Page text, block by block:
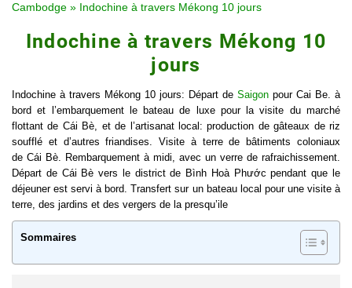
Cambodge » Indochine à travers Mékong 10 jours
Indochine à travers Mékong 10
jours
Indochine à travers Mékong 10 jours: Départ de Saigon pour Cai Be. à
bord et l’embarquement le bateau de luxe pour la visite du marché
flottant de Cái Bè, et de l’artisanat local: production de gâteaux de riz
soufflé et d’autres friandises. Visite à terre de bâtiments coloniaux
de Cái Bè . Rembarquement à midi, avec un verre de rafraichissement.
Départ de Cái Bè vers le district de Bình Hoà Phước pendant que le
déjeuner est servi à bord. Transfert sur un bateau local pour une visite à
terre, des jardins et des vergers de la presqu’ile
Sommaires